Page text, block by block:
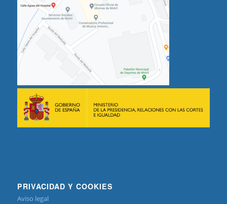
PRIVACIDAD Y COOKIES
Aviso legal